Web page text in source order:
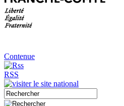
Contenue
RSS